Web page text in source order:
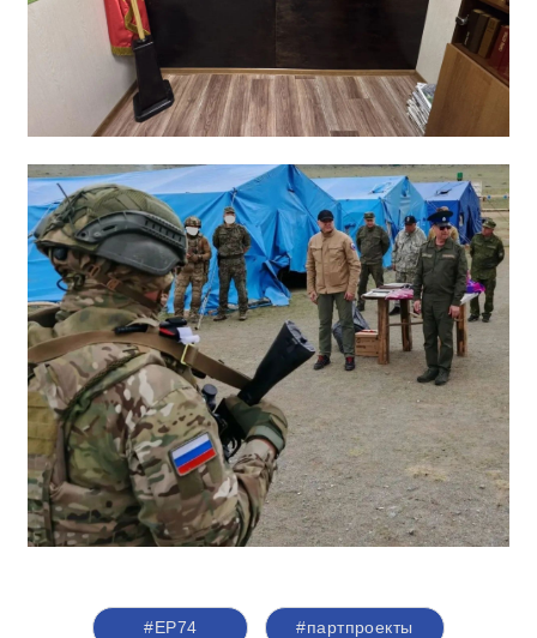
#ЕР74 #партпроекты